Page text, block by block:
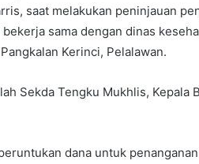
saat melakukan peninjauan
sama dengan dinas
Kerinci, Pelalawan.
Sekda Tengku Mukhlis, Kepala
dana untuk